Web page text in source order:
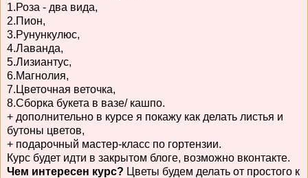
1.Роза - два вида,
2.Пион,
3.Рунункулюс,
4.Лаванда,
5.Лизиантус,
6.Магнолия,
7.Цветочная веточка,
8.Сборка букета в вазе/ кашпо.
+ дополнительно в курсе я покажу как делать листья и
бутоны цветов,
+ подарочный мастер-класс по гортензии.
Курс будет идти в закрытом блоге, возможно вконтакте.
Чем интересен курс? Цветы будем делать от простого к